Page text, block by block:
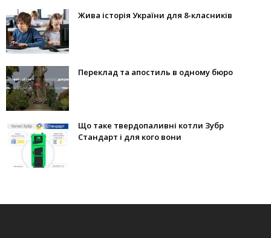
Жива історія України для 8-класників
Переклад та апостиль в одному бюро
Що таке твердопаливні котли Зубр
Стандарт і для кого вони